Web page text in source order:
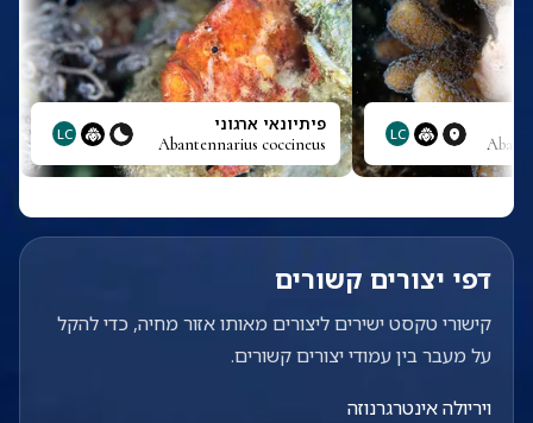
LC פיתיונאי ארגוני
Abantennarius coccineus
LC
דפי יצורים קשורים
קישורי טקסט ישירים ליצורים מאותו אזור מחיה, כדי להקל
על מעבר בין עמודי יצורים קשורים.
ויריולה אינטרגרנוזה